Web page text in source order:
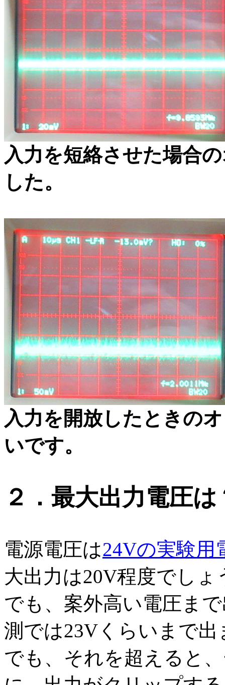
入力を短絡させた場合
した。
入力を開放したときの
いです。
２．最大出力電圧は
電源電圧は24Vの実験用
大出力は20V程度でしょ
でも、案外高い電圧ま
測では23Vくらいまで出
でも、それを超えると